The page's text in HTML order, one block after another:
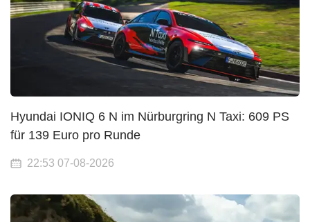
Hyundai IONIQ 6 N im Nürburgring N Taxi: 609 PS
für 139 Euro pro Runde
22:53 07-08-2026